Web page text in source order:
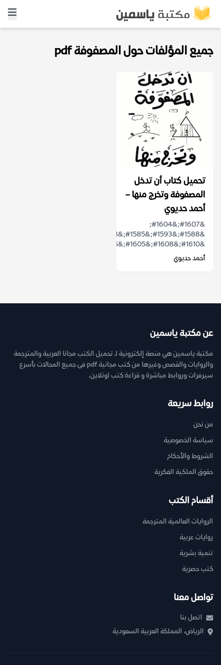
جميع المؤلفات حول المصفوفة pdf
تحميل كتاب أن تدخل
المصفوفة وتخرج منها –
أحمد حديوي
&#1607;&#1604;
&#1610;&#1608;&#1605;&#1575;&#1611;...
أحمد حديوي
عن مكتبة ياسمين
مكتبة ياسمين هي منصة إلكترونية لـ تحميل الكتب مجانا العربية والمترجمة
والروايات والقصص وغيرها من كتب مجانية pdf فى جميع المجالات بأسرع
سيرفرات وروابط مباشرة و قراءة كتب اونلاين.
روابط سريعة
من نحن
سياسة الخصوصية
الشروط والأحكام
حقوق الملكية الفكرية
أقسام الكتب
الروايات العالمية المترجمة
روايات عربية
تنمية بشرية
كتب حصرية
تواصل معنا
اتصل بنا
الرياض، المملكة العربية السعودية